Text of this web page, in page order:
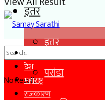
इतर
इतर
परांडा
No Result
ताज्या बातम्या
देश
महाराष्ट्र
राजकारण